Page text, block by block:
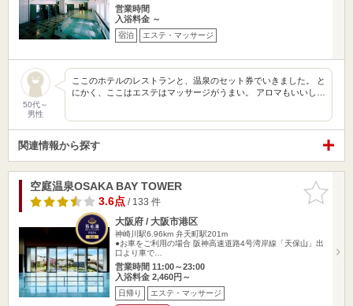
営業時間
入浴料金 ～
宿泊 エステ・マッサージ
50代～
男性
ここのホテルのレストランと、温泉のセット券でいきました。 と
にかく、ここはエステはマッサージがうまい。 アロマもいいし…
関連情報から探す
お気に入
りに追加
空庭温泉OSAKA BAY TOWER
3.6点/ 133 件
大阪府 / 大阪市港区
神崎川駅6.96km 弁天町駅201m
●お車をご利用の場合 阪神高速道路4号湾岸線「天保山」出
口より車で…
営業時間 11:00～23:00
入浴料金 2,460円～
日帰り エステ・マッサージ